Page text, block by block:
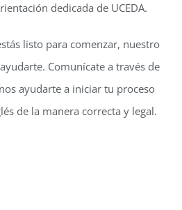
dedicada de UCEDA.
listo para comenzar, nuestro
Comunícate a través de
ayudarte a iniciar tu proceso
de la manera correcta y legal.